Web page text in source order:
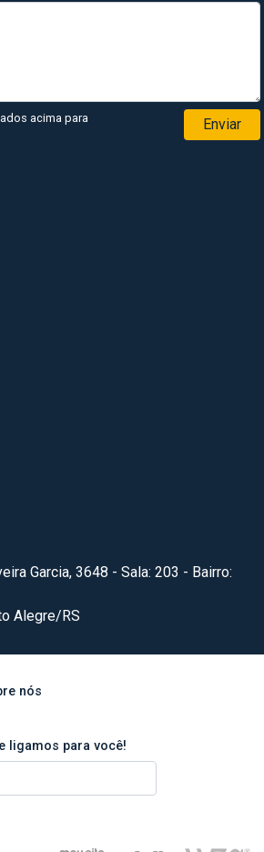
acima para
Enviar
Garcia, 3648 - Sala: 203 - Bairro:
Alegre/RS
nós
ligamos para você!